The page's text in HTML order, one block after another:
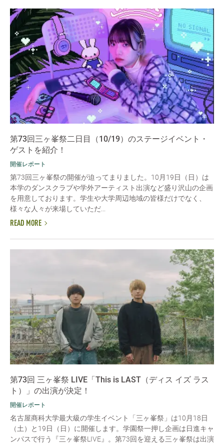
第73回三ヶ峯祭二日目（10/19）のステージイベント・
ゲストを紹介！
開催レポート
第73回三ヶ峯祭の開催が迫ってまりました。10月19日（日）は
本学のダンスクラブや学外アーティスト出演など盛り沢山の企画
を用意しております。学生や大学周辺地域の皆様だけでなく、
様々な人々が来場していただ...
READ MORE
第73回 三ヶ峯祭 LIVE「This is LAST（ディス イズ ラス
ト）」の出演が決定！
開催レポート
名古屋商科大学最大級の学生イベント「三ヶ峯祭」は10月18日
（土）と19日（日）に開催します。学園祭一押し企画は日進キャ
ンパスで行う『三ヶ峯祭LIVE』。第73回を迎える三ヶ峯祭は出演